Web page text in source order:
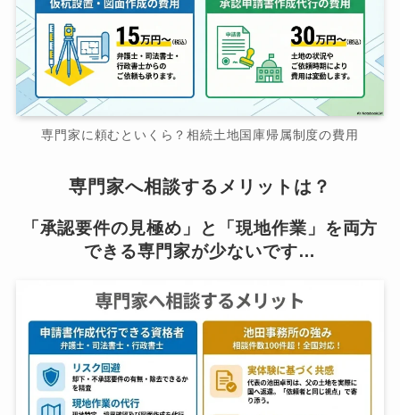
専門家に頼むといくら？相続土地国庫帰属制度の費用
専門家へ相談するメリットは？
「承認要件の見極め」と「現地作業」を両方
できる専門家が少ないです…